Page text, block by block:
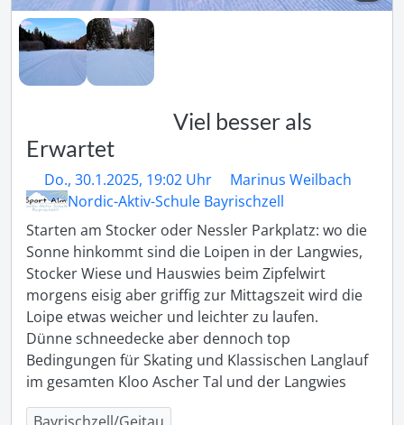
Viel besser als
Erwartet
Do., 30.1.2025, 19:02 Uhr
Marinus Weilbach
Nordic-Aktiv-Schule Bayrischzell
Starten am Stocker oder Nessler Parkplatz: wo die
Sonne hinkommt sind die Loipen in der Langwies,
Stocker Wiese und Hauswies beim Zipfelwirt
morgens eisig aber griffig zur Mittagszeit wird die
Loipe etwas weicher und leichter zu laufen.
Dünne schneedecke aber dennoch top
Bedingungen für Skating und Klassischen Langlauf
im gesamten Kloo Ascher Tal und der Langwies